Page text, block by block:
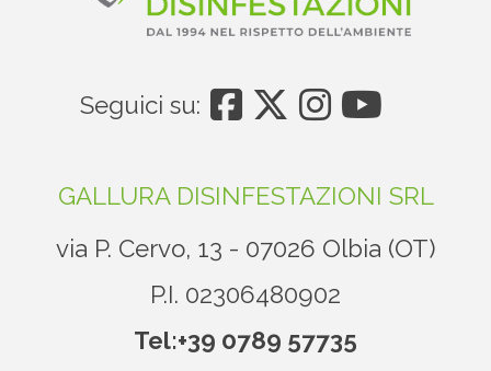
Seguici su:
GALLURA DISINFESTAZIONI SRL
via P. Cervo, 13 - 07026 Olbia (OT)
P.I. 02306480902
Tel:+39 0789 57735